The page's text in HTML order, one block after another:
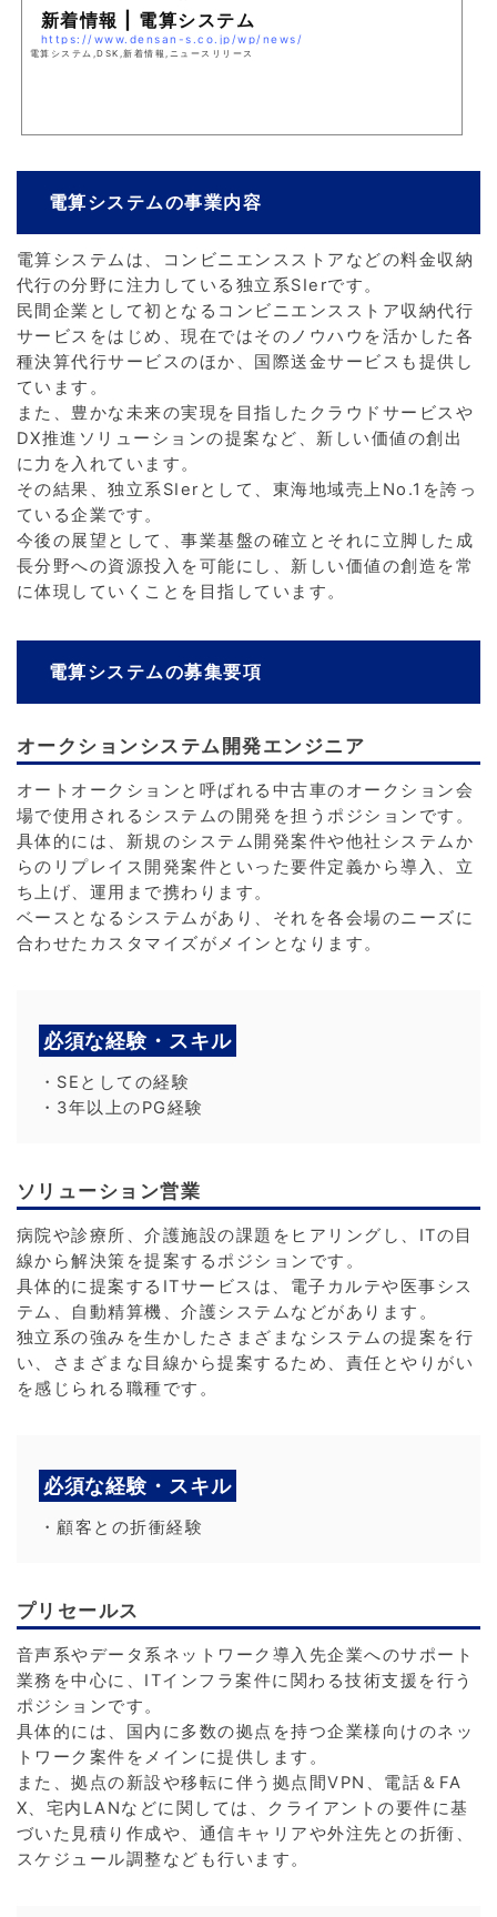
新着情報 | 電算システム
https://www.densan-s.co.jp/wp/news/
電算システム,DSK,新着情報,ニュースリリース
電算システムの事業内容
電算システムは、コンビニエンスストアなどの料金収納
代行の分野に注力している独立系SIerです。
民間企業として初となるコンビニエンスストア収納代行
サービスをはじめ、現在ではそのノウハウを活かした各
種決算代行サービスのほか、国際送金サービスも提供し
ています。
また、豊かな未来の実現を目指したクラウドサービスや
DX推進ソリューションの提案など、新しい価値の創出
に力を入れています。
その結果、独立系SIerとして、東海地域売上No.1を誇っ
ている企業です。
今後の展望として、事業基盤の確立とそれに立脚した成
長分野への資源投入を可能にし、新しい価値の創造を常
に体現していくことを目指しています。
電算システムの募集要項
オークションシステム開発エンジニア
オートオークションと呼ばれる中古車のオークション会
場で使用されるシステムの開発を担うポジションです。
具体的には、新規のシステム開発案件や他社システムか
らのリプレイス開発案件といった要件定義から導入、立
ち上げ、運用まで携わります。
ベースとなるシステムがあり、それを各会場のニーズに
合わせたカスタマイズがメインとなります。
必須な経験・スキル
・SEとしての経験
・3年以上のPG経験
ソリューション営業
病院や診療所、介護施設の課題をヒアリングし、ITの目
線から解決策を提案するポジションです。
具体的に提案するITサービスは、電子カルテや医事シス
テム、自動精算機、介護システムなどがあります。
独立系の強みを生かしたさまざまなシステムの提案を行
い、さまざまな目線から提案するため、責任とやりがい
を感じられる職種です。
必須な経験・スキル
・顧客との折衝経験
プリセールス
音声系やデータ系ネットワーク導入先企業へのサポート
業務を中心に、ITインフラ案件に関わる技術支援を行う
ポジションです。
具体的には、国内に多数の拠点を持つ企業様向けのネッ
トワーク案件をメインに提供します。
また、拠点の新設や移転に伴う拠点間VPN、電話＆FA
X、宅内LANなどに関しては、クライアントの要件に基
づいた見積り作成や、通信キャリアや外注先との折衝、
スケジュール調整なども行います。